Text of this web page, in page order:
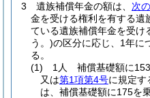
3
遺族補償年金の額は、 次
金を受ける権利を有する遺
ている遺族補償年金を受け
う。)の区分に応じ、1年に
る。
(1)
1人 補償基礎額に
又は第1項第4号に規定す
は、補償基礎額に175を